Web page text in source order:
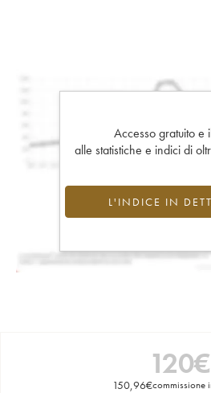
Accesso gratuito e
alle statistiche e indici di
L'INDICE IN
120€
150,96€commissione